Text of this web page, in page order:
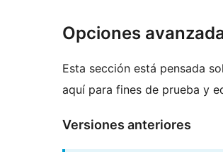
Opciones
Esta sección está pensada
aquí para fines de prueba y
Versiones anteriores